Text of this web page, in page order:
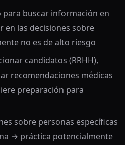
buscar información en
en las decisiones sobre
no es de alto riesgo
candidatos (RRHH),
recomendaciones médicas
preparación para
sobre personas específicas
→ práctica potencialmente